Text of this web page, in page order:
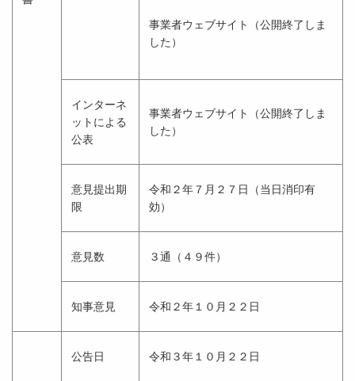
事業者ウェブサイト（公開終了しま
した）
インターネ
ットによる
公表
事業者ウェブサイト（公開終了しま
した）
意見提出期
限
令和２年７月２７日（当日消印有
効）
意見数 ３通（４９件）
知事意見 令和２年１０月２２日
公告日 令和３年１０月２２日